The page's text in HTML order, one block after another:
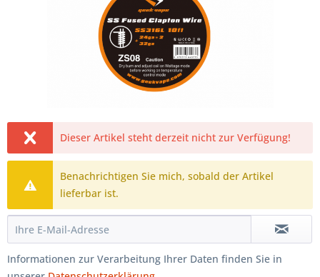
Dieser Artikel steht derzeit nicht zur Verfügung!
Benachrichtigen Sie mich, sobald der Artikel
lieferbar ist.
Informationen zur Verarbeitung Ihrer Daten finden Sie in